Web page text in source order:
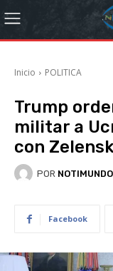
Inicio POLITICA
Trump
militar a
con
POR NOTIMUNDO
Facebook